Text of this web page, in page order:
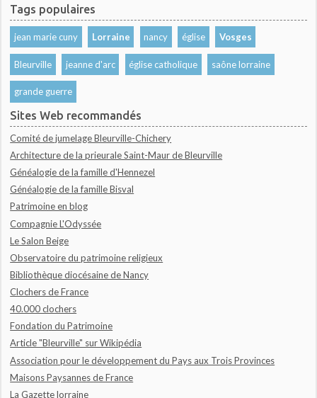
Tags populaires
jean marie cuny Lorraine nancy église Vosges
Bleurville jeanne d'arc église catholique saône lorraine
grande guerre
Sites Web recommandés
Comité de jumelage Bleurville-Chichery
Architecture de la prieurale Saint-Maur de Bleurville
Généalogie de la famille d'Hennezel
Généalogie de la famille Bisval
Patrimoine en blog
Compagnie L'Odyssée
Le Salon Beige
Observatoire du patrimoine religieux
Bibliothèque diocésaine de Nancy
Clochers de France
40.000 clochers
Fondation du Patrimoine
Article "Bleurville" sur Wikipédia
Association pour le développement du Pays aux Trois Provinces
Maisons Paysannes de France
La Gazette lorraine